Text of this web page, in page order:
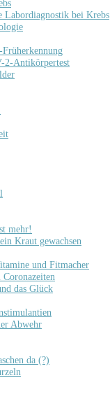
Labordiagnostik bei Krebs
2-Antikörpertest
mehr!
Kraut gewachsen
und Fitmacher
das Glück
Abwehr
da (?)